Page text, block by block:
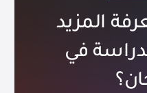
المزيد
في